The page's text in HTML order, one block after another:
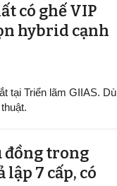
có ghế VIP
hybrid cạnh
tại Triển lãm GIIAS. Dù
đồng trong
7 cấp, có